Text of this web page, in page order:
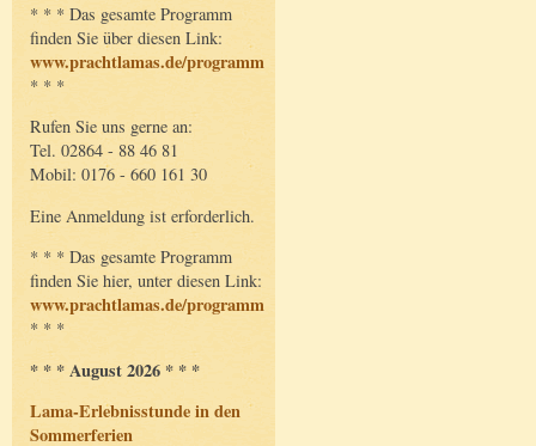
* * * Das gesamte Programm
finden Sie über diesen Link:
www.prachtlamas.de/programm
* * *
Rufen Sie uns gerne an:
Tel. 02864 - 88 46 81
Mobil: 0176 - 660 161 30
Eine Anmeldung ist erforderlich.
* * * Das gesamte Programm
finden Sie hier, unter diesen Link:
www.prachtlamas.de/programm
* * *
* * * August 2026 * * *
Lama-Erlebnisstunde in den
Sommerferien